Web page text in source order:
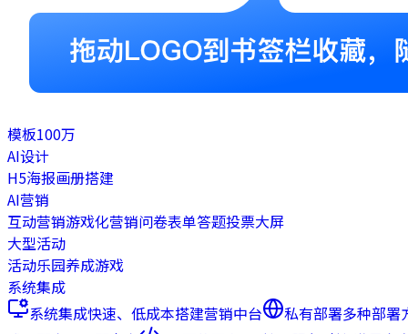
模板100万
AI设计
H5海报画册搭建
AI营销
互动营销游戏化营销问卷表单答题投票大屏
大型活动
活动乐园养成游戏
系统集成
系统集成快速、低成本搭建营销中台 私有部署多种部署